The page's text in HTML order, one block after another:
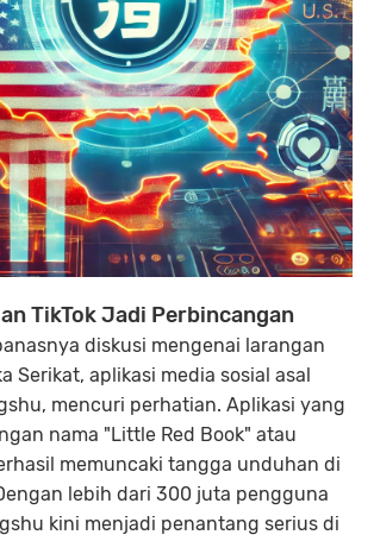
TikTok Jadi Perbincangan
diskusi mengenai larangan
Serikat, aplikasi media sosial asal
mencuri perhatian. Aplikasi yang
nama "Little Red Book" atau
memuncaki tangga unduhan di
lebih dari 300 juta pengguna
kini menjadi penantang serius di